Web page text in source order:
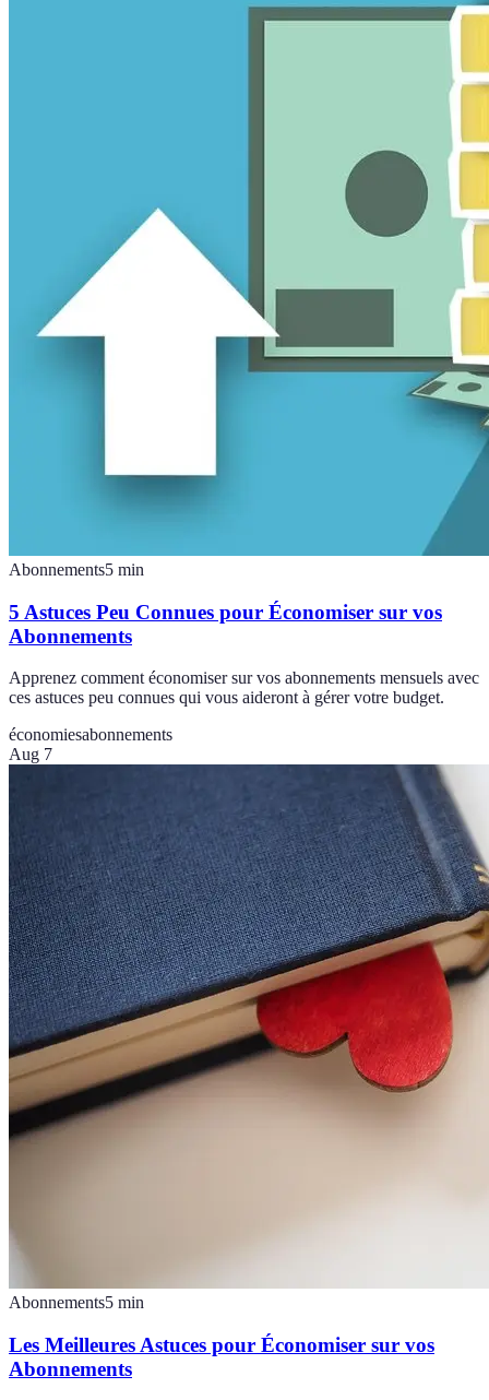
Abonnements5 min
5 Astuces Peu Connues pour Économiser sur vos
Abonnements
Apprenez comment économiser sur vos abonnements mensuels avec
ces astuces peu connues qui vous aideront à gérer votre budget.
économiesabonnements
Aug 7
Abonnements5 min
Les Meilleures Astuces pour Économiser sur vos
Abonnements